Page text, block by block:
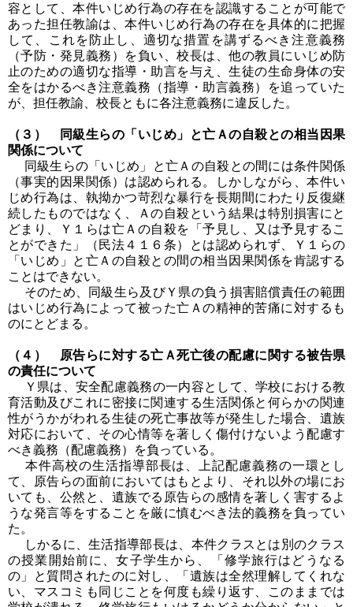
容として、本件いじめ行為の存在を認識することが可能で
あった担任教諭は、本件いじめ行為の存在を具体的に把握
して、これを防止し、適切な措置を講ずるべき注意義務
（予防・発見義務）を負い、校長は、他の教員にいじめ防
止のための適切な指導・助言を与え、生徒の生命身体の安
全をはかるべき注意義務（指導・助言義務）を追っていた
が、担任教諭、校長ともに各注意義務に違反した。
（３） 同級生らの「いじめ」と亡Ａの自殺との相当因果
関係について
同級生らの「いじめ」と亡Ａの自殺との間には条件関係
（事実的因果関係）は認められる。しかしながら、本件い
じめ行為は、執拗かつ苛烈な暴行を長期間にわたり反復継
続したものではなく、Ａの自殺という結果は特別損害にと
どまり、Ｙ１らは亡Ａの自殺を「予見し、又は予見するこ
とができた」（民法４１６条）とは認められず、Ｙ１らの
「いじめ」と亡Ａの自殺との間の相当因果関係を肯認する
ことはできない。
そのため、同級生ら及びＹ県の負う損害賠償責任の範囲
はいじめ行為によって被った亡Ａの精神的苦痛に対するも
のにとどまる。
（４） 原告らに対する亡Ａ死亡後の配慮に関する被告県
の責任について
Ｙ県は、安全配慮義務の一内容として、学校における教
育活動及びこれに密接に関連する生活関係と何らかの関連
性がうかがわれる生徒の死亡事故等が発生した場合、遺族
対応において、その心情等を著しく傷付けないよう配慮す
べき義務（配慮義務）を負っている。
本件高校の生活指導部長は、上記配慮義務の一環とし
て、原告らの面前においてはもとより、それ以外の場にお
いても、公然と、遺族でる原告らの感情を著しく害するよ
うな発言等をすることを厳に慎むべき法的義務を負ってい
た。
しかるに、生活指導部長は、本件クラスとは別のクラス
の授業開始前に、女子学生から、「修学旅行はどうなる
の」と質問されたのに対し、「遺族は全然理解してくれな
い、マスコミも同じことを何度も繰り返す、このままでは